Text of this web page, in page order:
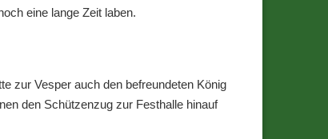
eine lange Zeit laben.
zur Vesper auch den befreundeten König
den Schützenzug zur Festhalle hinauf